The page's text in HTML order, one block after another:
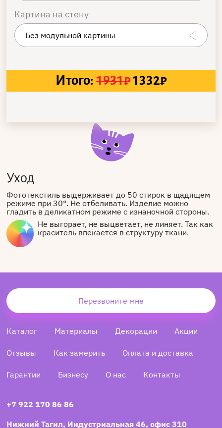
Картина на стену
Итого: 1931₽1332₽
Уход
Фототекстиль выдерживает до 50 стирок в щадящем
режиме при 30°. Не отбеливать. Изделие можно
гладить в деликатном режиме с изнаночной стороны.
Не выгорает, не выцветает, не линяет. Так как
краситель впекается в структуру ткани.
Перезвоните мне
Каталог Материалы Декорации Акции
Отзывы Как замерить Оплата и доставка
Гарантии Бизнесу О нас Контакты
+7 922 170 86 86
Нижний Тагил, Индустриальная 46, офис 310